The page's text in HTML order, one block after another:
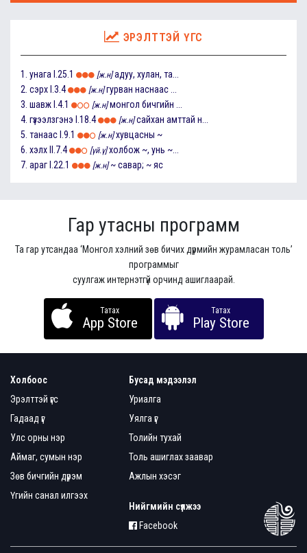
ЭРЭЛТТЭЙ ҮГС
1. унага I.25.1 [ж.н] адуу, хулан, та...
2. сэрх I.3.4 [ж.н] гурван наснаас ...
3. шавж I.4.1 [ж.н] монгол бичгийн ...
4. гүзээлзгэнэ I.18.4 [ж.н] сайхан амттай н...
5. танаас I.9.1 [ж.н] хувцасны ~
6. хэлх II.7.4 [үй.ү] холбож ~, унь ~...
7. араг I.22.1 [ж.н] ~ савар; ~ яс
Гар утасны программ
Та гар утсандаа ‘Монгол хэлний зөв бичих дүрмийн журамласан толь’
программыг
суулгаж интернэтгүй орчинд ашиглаарай.
Татах
App Store
Татах
Play Store
Холбоос
Эрэлттэй үгс
Гадаад үг
Улс орны нэр
Аймаг, сумын нэр
Зөв бичгийн дүрэм
Үгийн санал илгээх
Бусад мэдээлэл
Уриалга
Уялга үг
Толийн тухай
Толь ашиглах заавар
Ажлын хэсэг
Нийгмийн сүлжээ
Facebook